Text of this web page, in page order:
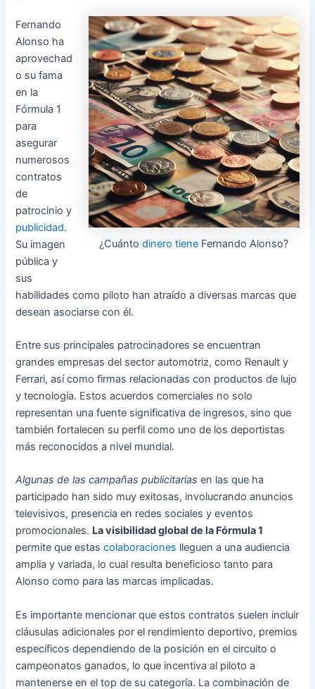
¿Cuántodinero tiene Fernando Alonso?
Fernando
Alonso ha
aprovechad
o su fama
en la
Fórmula 1
para
asegurar
numerosos
contratos
de
patrocinio y
publicidad.
Su imagen
pública y
sus
habilidades como piloto han atraído a diversas marcas que
desean asociarse con él.
Entre sus principales patrocinadores se encuentran
grandes empresas del sector automotriz, como Renault y
Ferrari, así como firmas relacionadas con productos de lujo
y tecnología. Estos acuerdos comerciales no solo
representan una fuente significativa de ingresos, sino que
también fortalecen su perfil como uno de los deportistas
más reconocidos a nivel mundial.
Algunas de las campañas publicitarias en las que ha
participado han sido muy exitosas, involucrando anuncios
televisivos, presencia en redes sociales y eventos
promocionales. La visibilidad global de la Fórmula 1
permite que estascolaboraciones lleguen a una audiencia
amplia y variada, lo cual resulta beneficioso tanto para
Alonso como para las marcas implicadas.
Es importante mencionar que estos contratos suelen incluir
cláusulas adicionales por el rendimiento deportivo, premios
específicos dependiendo de la posición en el circuito o
campeonatos ganados, lo que incentiva al piloto a
mantenerse en el top de su categoría. La combinación de